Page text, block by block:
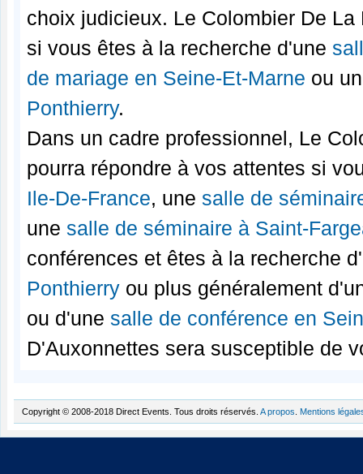
choix judicieux. Le Colombier De
si vous êtes à la recherche d'une
de mariage en Seine-Et-Marne ou
Ponthierry.
Dans un cadre professionnel, Le
pourra répondre à vos attentes si
Ile-De-France, une salle de
une salle de séminaire à Saint-
conférences et êtes à la recherche
Ponthierry ou plus généralement
ou d'une salle de conférence en
D'Auxonnettes sera susceptible de
Copyright © 2008-2018 Direct Events. Tous droits réservés. A propos Mentions